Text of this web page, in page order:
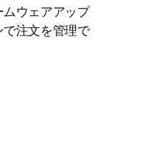
ウェアアップ
注文を管理で